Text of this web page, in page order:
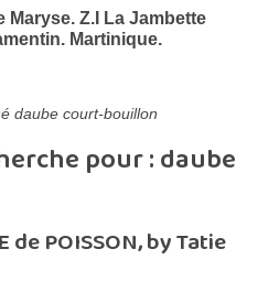
Maryse. Z.I La Jambette
Martinique.
daube court-bouillon
pour :daube
de POISSON, by Tatie